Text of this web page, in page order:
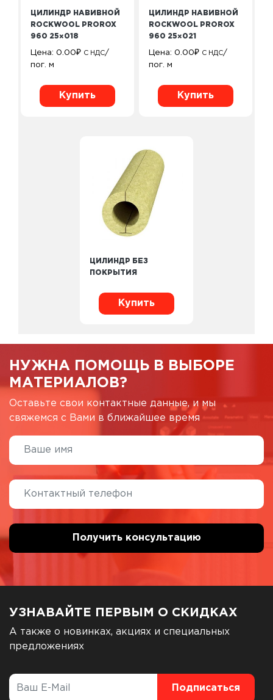
ЦИЛИНДР НАВИВНОЙ
ROCKWOOL PROROX
960 25×018
Цена: 0.00₽ С НДС/
пог. м
Купить
ЦИЛИНДР НАВИВНОЙ
ROCKWOOL PROROX
960 25×021
Цена: 0.00₽ С НДС/
пог. м
Купить
ЦИЛИНДР БЕЗ
ПОКРЫТИЯ
Купить
НУЖНА ПОМОЩЬ В ВЫБОРЕ
МАТЕРИАЛОВ?
Оставьте свои контактные данные, и мы
свяжемся с Вами в ближайшее время
УЗНАВАЙТЕ ПЕРВЫМ О СКИДКАХ
А также о новинках, акциях и специальных
предложениях